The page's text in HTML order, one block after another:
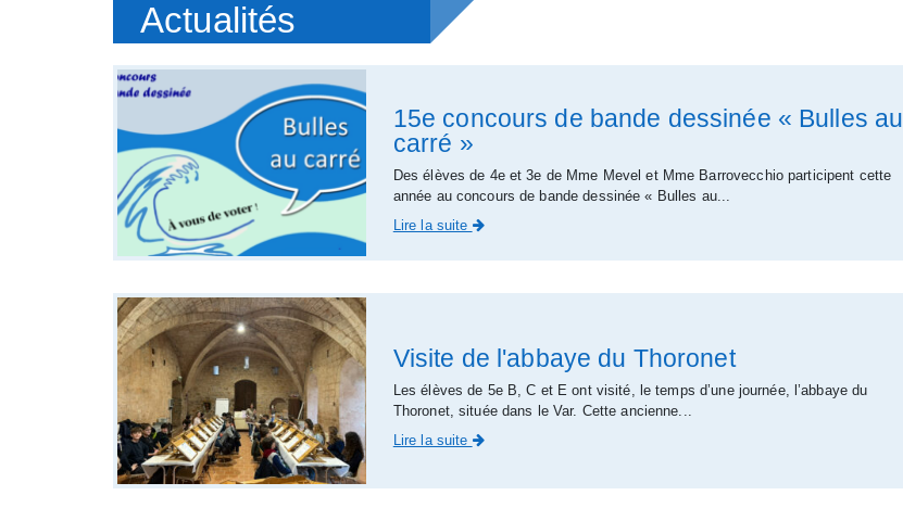
Actualités
15e concours de bande dessinée « Bulles au
carré »
Des élèves de 4e et 3e de Mme Mevel et Mme Barrovecchio participent cette
année au concours de bande dessinée « Bulles au...
Lire la suite
Visite de l'abbaye du Thoronet
Les élèves de 5e B, C et E ont visité, le temps d’une journée, l’abbaye du
Thoronet, située dans le Var. Cette ancienne...
Lire la suite